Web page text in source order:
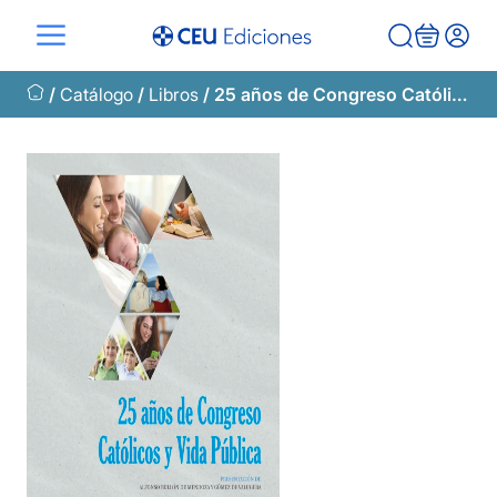
contenido
/ Catálogo / Libros / 25 años de Congreso Católicos y Vida Pública